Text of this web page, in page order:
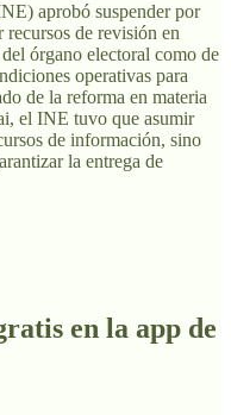
aprobó suspender por
recursos de revisión en
órgano electoral como de
operativas para
de la reforma en materia
el INE tuvo que asumir
de información, sino
la entrega de
en la app de